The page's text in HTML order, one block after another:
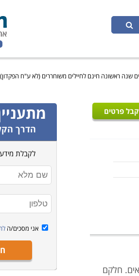
שנה ראשונה חינם לחיילים משוחררים (לא ע"ח
פרטים
חלקם
הדרך
לקבלת
אני מסכים/ה